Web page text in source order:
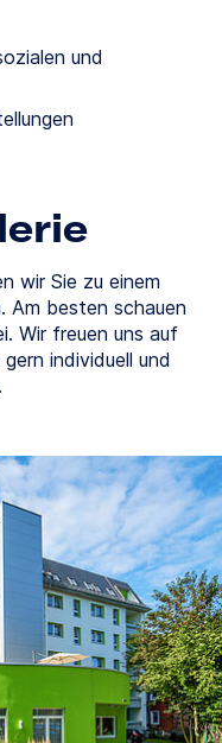
und
wir Sie zu einem
Am besten schauen
Wir freuen uns auf
individuell und